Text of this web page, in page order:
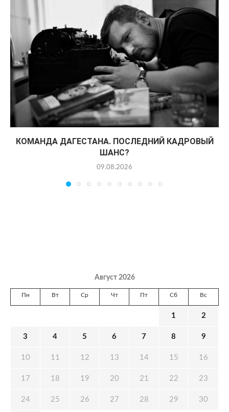
КОМАНДА ДАГЕСТАНА. ПОСЛЕДНИЙ КАДРОВЫЙ
ШАНС?
09.08.2026
Август 2026
Пн Вт Ср Чт Пт Сб Вс
1 2
3 4 5 6 7 8 9
10 11 12 13 14 15 16
17 18 19 20 21 22 23
24 25 26 27 28 29 30